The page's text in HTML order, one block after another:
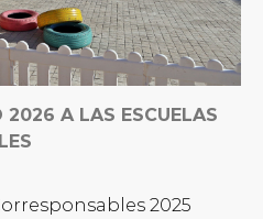
2026 A LAS ESCUELAS
2025